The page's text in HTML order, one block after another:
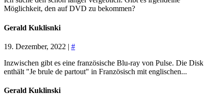
Möglichkeit, den auf DVD zu bekommen?
Gerald Kuklisnki
19. Dezember, 2022 | #
Inzwischen gibt es eine französische Blu-ray von Pulse. Die Disk
enthält "Je brule de partout" in Französisch mit englischen...
Gerald Kuklinski